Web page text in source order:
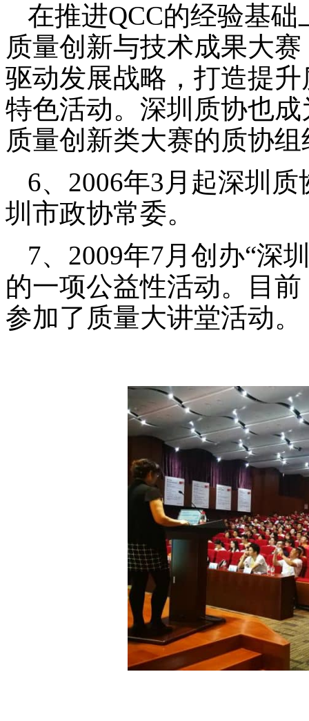
在推进QCC的经验基
质量创新与技术成果大
驱动发展战略，打造提
特色活动。深圳质协也
质量创新类大赛的质协组
6、2006年3月起深圳
圳市政协常委。
7、2009年7月创办“深
的一项公益性活动。目
参加了质量大讲堂活动。